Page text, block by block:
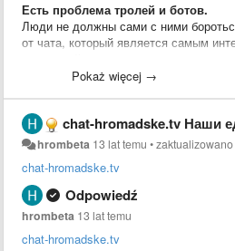
Есть проблема тролей и ботов.
Люди не должны сами с ними
от чата, который является самым
того иммено его состояниеоказывает
Троли и боты пытаются "розсеять
Розсеим их первыми!
Со своей стороны пердлагаю
основе IT сообщества объединит
самоорганизоваться и оказать
помощь(hromadsketvbeta.userecho.com
дневных эфиров на отдельные ролики
Pokaż więcej →
chat-hromadske.tv Наши
hrombeta 13 lat temu •zaktualizowano
chat-hromadske.tv
Odpowiedź
hrombeta 13 lat temu
chat-hromadske.tv